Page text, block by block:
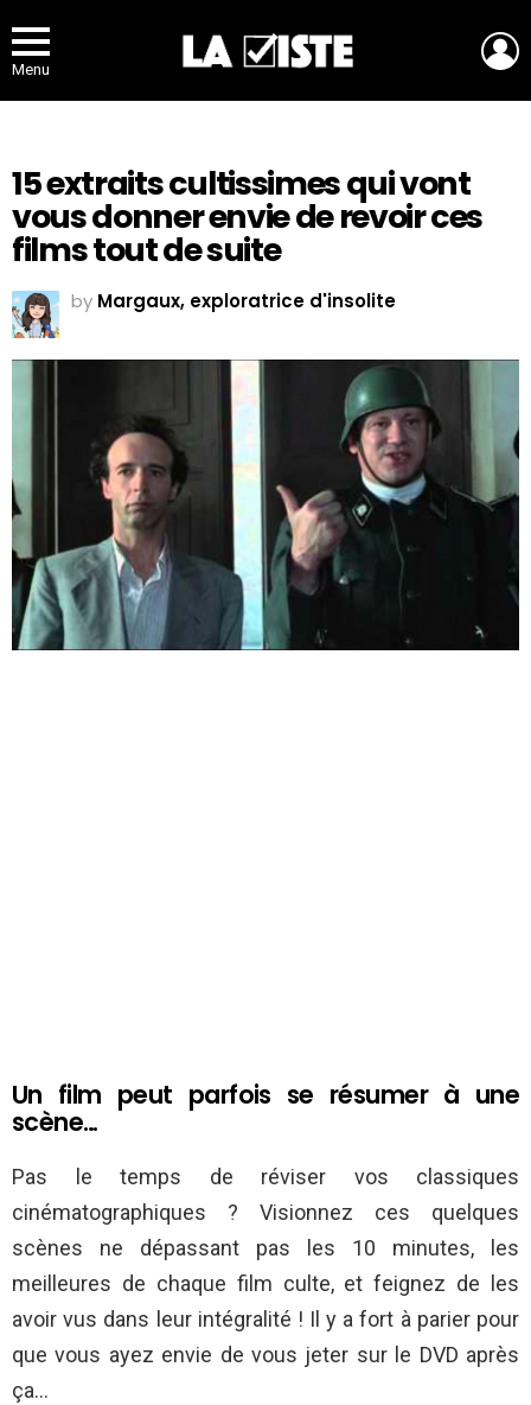
Menu
15 extraits cultissimes qui vont
vous donner envie de revoir ces
films tout de suite
by Margaux, exploratrice d'insolite
Un film peut parfois se résumer à une
scène…
Pas le temps de réviser vos classiques
cinématographiques ? Visionnez ces quelques
scènes ne dépassant pas les 10 minutes, les
meilleures de chaque film culte, et feignez de les
avoir vus dans leur intégralité ! Il y a fort à parier pour
que vous ayez envie de vous jeter sur le DVD après
ça…